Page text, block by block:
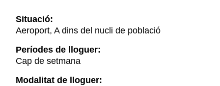
Situació:
Aeroport, A dins del nucli de població
Períodes de lloguer:
Cap de setmana
Modalitat de lloguer: